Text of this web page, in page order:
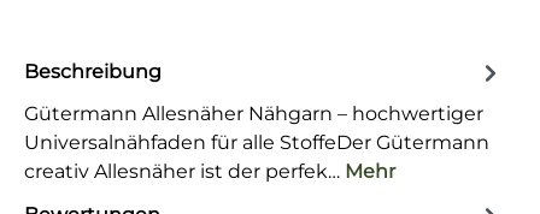
Beschreibung
Gütermann Allesnäher Nähgarn – hochwertiger
Universalnähfaden für alle StoffeDer Gütermann
creativ Allesnäher ist der perfek… Mehr